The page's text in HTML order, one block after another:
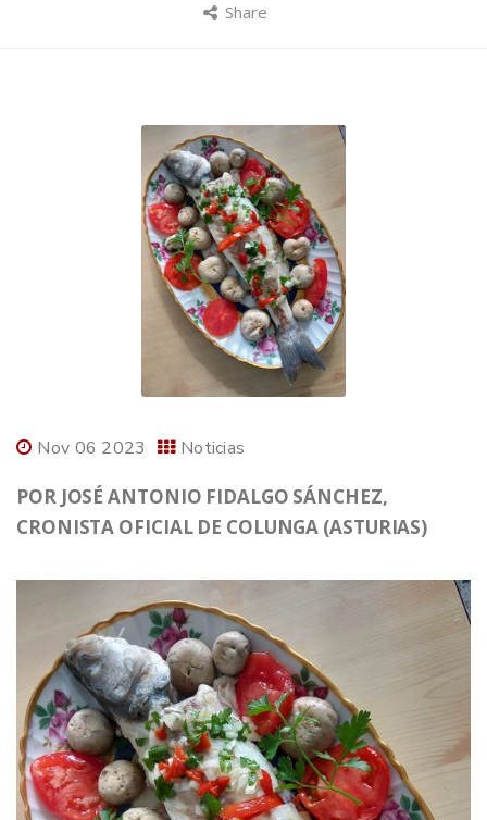
Share
Nov 06 2023 Noticias
POR JOSÉ ANTONIO FIDALGO SÁNCHEZ,
CRONISTA OFICIAL DE COLUNGA (ASTURIAS)